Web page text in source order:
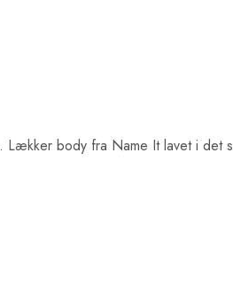
. Lækker body fra Name It lavet i det